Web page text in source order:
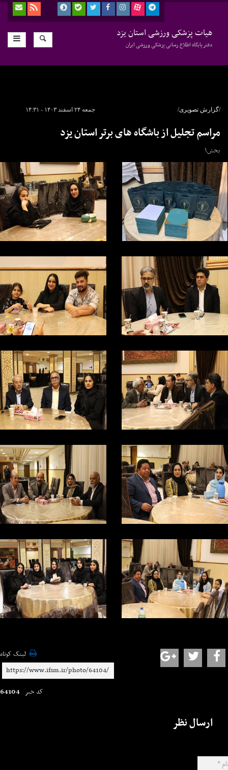
هیات پزشکی ورزشی استان یزد
دفتر پایگاه اطلاع رسانی پزشکی ورزشی ایران
جمعه ۲۴ اسفند ۱۴۰۳ - ۱۴:۳۱ /گزارش تصویری/
مراسم تجلیل از باشگاه های برتر استان یزد
بخش۱
لینک کوتاه
کد خبر 64104
ارسال نظر